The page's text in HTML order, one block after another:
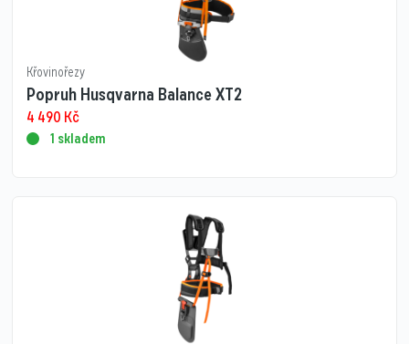
Křovinořezy
Popruh Husqvarna Balance XT2
4 490 Kč
1 skladem